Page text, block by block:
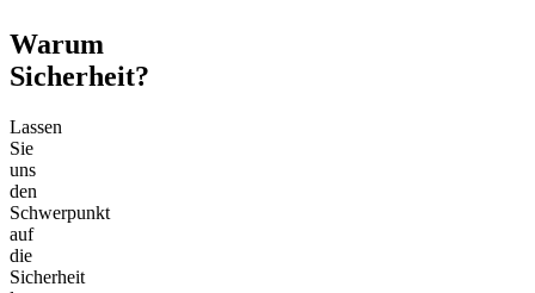
Warum
Sicherheit?
Lassen
Sie
uns
den
Schwerpunkt
auf
die
Sicherheit